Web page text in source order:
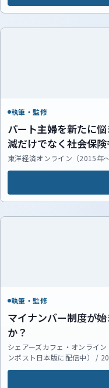
執筆・監修
パート主婦を新たに
減だけでなく社会保
東洋経済オンライン（2015年
執筆・監修
マイナンバー制度が
か？
シェアーズカフェ・オンライ
ンポスト日本版に配信中） /